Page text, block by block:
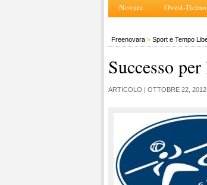
Novara Ovest-Ticino
Freenovara » Sport e Tempo
Successo
ARTICOLO | OTTOBRE 22,